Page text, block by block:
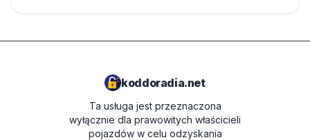
koddoradia.net
Ta usługa jest przeznaczona
wyłącznie dla prawowitych właścicieli
pojazdów w celu odzyskania